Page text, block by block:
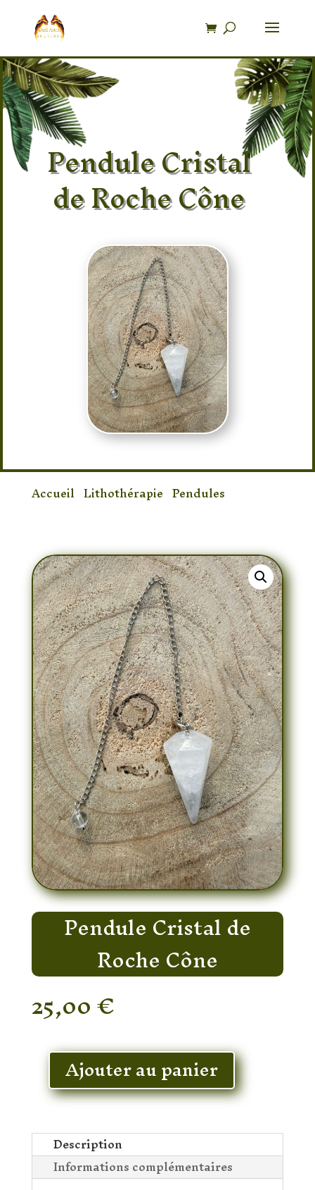
produits
Pendule Cristal
de Roche Cône
Accueil Lithothérapie Pendules
Pendule Cristal de
Roche Cône
25,00€
En stock
quantité
Pendule
de
Roche
Cône
Ajouter au panier
Description
Informations complémentaires